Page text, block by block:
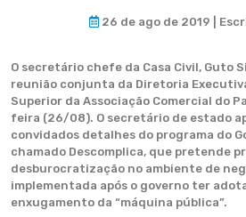
26 de ago de 2019 |
O secretário chefe da Casa Civil, Guto
reunião conjunta da Diretoria
Superior da Associação Comercial do
feira (26/08). O secretário de estado
convidados detalhes do programa do
chamado Descomplica, que pretende
desburocratização no ambiente de
implementada após o governo ter
enxugamento da “máquina pública”.